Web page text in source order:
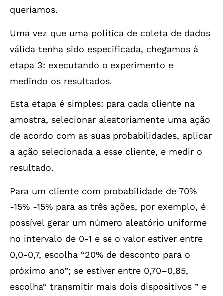
queríamos.
Uma vez que uma política de coleta de dados
válida tenha sido especificada, chegamos à
etapa 3: executando o experimento e
medindo os resultados.
Esta etapa é simples: para cada cliente na
amostra, selecionar aleatoriamente uma ação
de acordo com as suas probabilidades, aplicar
a ação selecionada a esse cliente, e medir o
resultado.
Para um cliente com probabilidade de 70%
-15% -15% para as três ações, por exemplo, é
possível gerar um número aleatório uniforme
no intervalo de 0-1 e se o valor estiver entre
0,0-0,7, escolha “20% de desconto para o
próximo ano”; se estiver entre 0,70–0,85,
escolha“ transmitir mais dois dispositivos ” e